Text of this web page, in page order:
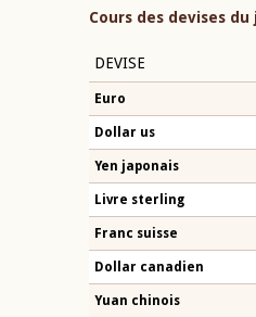
Cours des devises
DEVISE
Euro
Dollar us
Yen japonais
Livre sterling
Franc suisse
Dollar canadien
Yuan chinois